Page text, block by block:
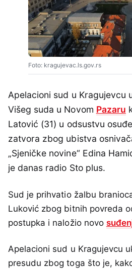
Foto: kragujevac.ls.gov.rs
Apelacioni sud u Kragujevcu
Višeg suda u Novom Pazaru
Latović (31) u odsustvu
zatvora zbog ubistva
„Sjeničke novine“ Edina
je danas radio Sto plus.
Sud je prihvatio žalbu
Luković zbog bitnih povreda
postupka i naložio novo
Apelacioni sud u Kragujevcu
presudu zbog toga što je,